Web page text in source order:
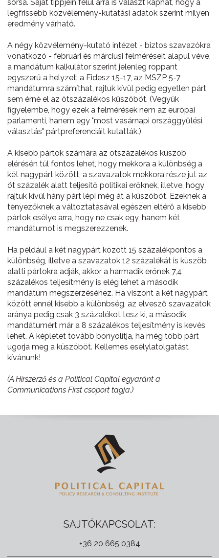
sorsa. Saját tippjein felül arra is választ kaphat, hogy a
legfrissebb közvélemény-kutatási adatok szerint milyen
eredmény várható.
A négy közvélemény-kutató intézet - biztos szavazókra
vonatkozó - februári és márciusi felméréseit alapul véve,
a mandátum kalkulátor szerint jelenleg roppant
egyszerű a helyzet: a Fidesz 15-17, az MSZP 5-7
mandátumra számíthat, rajtuk kívül pedig egyetlen párt
sem érné el az ötszázalékos küszöböt. (Vegyük
figyelembe, hogy ezek a felmérések nem az európai
parlamenti, hanem egy "most vasárnapi országgyűlési
választás" pártpreferenciáit kutatták.)
A kisebb pártok számára az ötszázalékos küszöb
elérésén túl fontos lehet, hogy mekkora a különbség a
két nagypárt között, a szavazatok mekkora része jut az
öt százalék alatt teljesítő politikai erőknek, illetve, hogy
rajtuk kívül hány párt lépi még át a küszöböt. Ezeknek a
tényezőknek a változtatásával egészen eltérő a kisebb
pártok esélye arra, hogy ne csak egy, hanem két
mandátumot is megszerezzenek.
Ha például a két nagypárt között 15 százalékpontos a
különbség, illetve a szavazatok 12 százalékát is küszöb
alatti pártokra adják, akkor a harmadik erőnek 7,4
százalékos teljesítmény is elég lehet a második
mandátum megszerzéséhez. Ha viszont a két nagypárt
között ennél kisebb a különbség, az elvesző szavazatok
aránya pedig csak 3 százalékot tesz ki, a második
mandátumért már a 8 százalékos teljesítmény is kevés
lehet. A képletet tovább bonyolítja, ha még több párt
ugorja meg a küszöböt. Kellemes esélylatolgatást
kívánunk!
(A Hírszerző és a Political Capital egyaránt a
Communications First csoport tagja.)
SAJTÓKAPCSOLAT:
+36 20 665 0384